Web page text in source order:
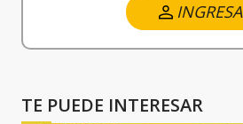
INGRESA
TE PUEDE INTERESAR